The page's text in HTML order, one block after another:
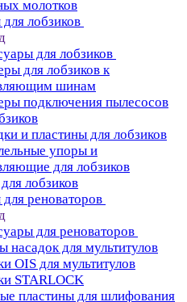
молотков
лобзиков
для лобзиков
для лобзиков к
шинам
подключения пылесосов
и пластины для лобзиков
упоры и
для лобзиков
лобзиков
реноваторов
для реноваторов
насадок для мультитулов
OIS для мультитулов
STARLOCK
пластины для шлифования